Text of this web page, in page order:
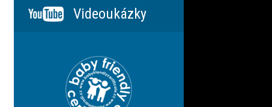
Videoukázky